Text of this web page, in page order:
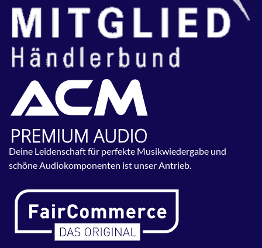
Deine Leidenschaft für perfekte Musikwiedergabe und
schöne Audiokomponenten ist unser Antrieb.